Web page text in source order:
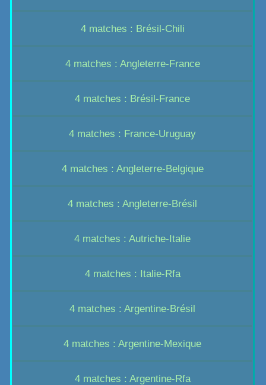
4 matches : Brésil-Chili
4 matches : Angleterre-France
4 matches : Brésil-France
4 matches : France-Uruguay
4 matches : Angleterre-Belgique
4 matches : Angleterre-Brésil
4 matches : Autriche-Italie
4 matches : Italie-Rfa
4 matches : Argentine-Brésil
4 matches : Argentine-Mexique
4 matches : Argentine-Rfa